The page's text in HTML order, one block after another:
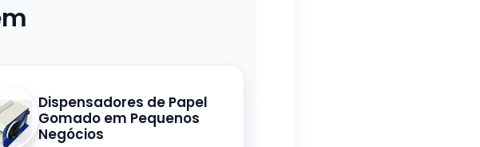
Dispensadores de Papel
Gomado em Pequenos
Negócios